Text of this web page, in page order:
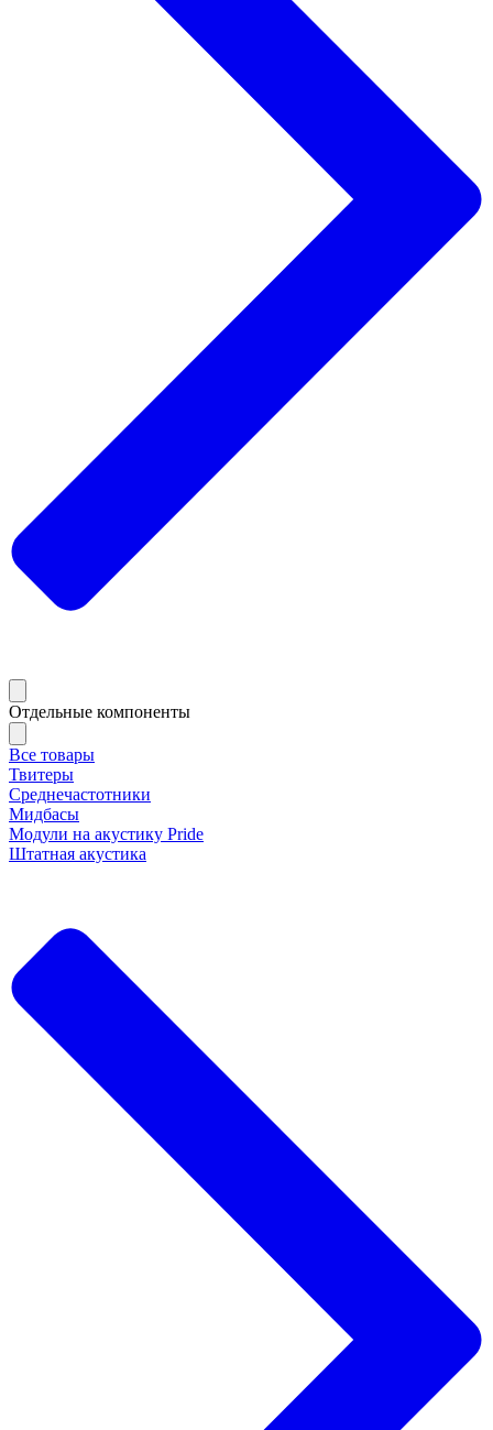
Отдельные компоненты
Все товары
Твитеры
Среднечастотники
Мидбасы
Модули на акустику Pride
Штатная акустика